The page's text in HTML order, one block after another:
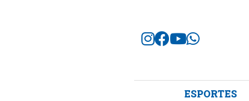
ESPORTES